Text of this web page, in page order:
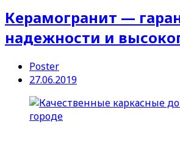
Керамогранит —
надежности и
Poster
27.06.2019